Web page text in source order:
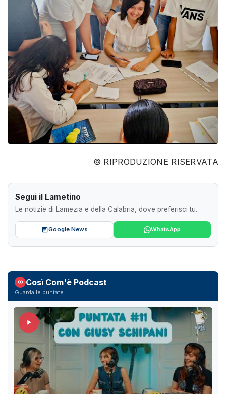
© RIPRODUZIONE RISERVATA
Segui il Lametino
Le notizie di Lamezia e della Calabria, dove preferisci tu.
Google News WhatsApp
Così Com'è Podcast
Guarda le puntate